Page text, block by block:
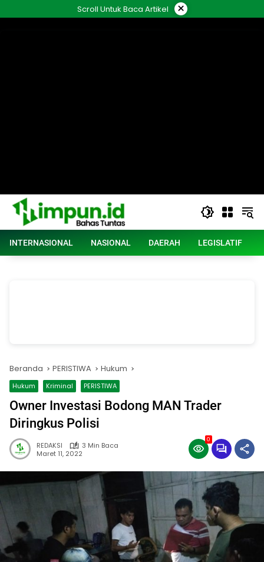
ke
Scroll Untuk Baca Artikel ×
INTERNASIONAL NASIONAL DAERAH LEGISLATIF
Beranda PERISTIWA Hukum
Hukum Kriminal PERISTIWA
Owner Investasi Bodong MAN Trader
Diringkus Polisi
REDAKSI
3 Min Baca
Maret 11, 2022
0